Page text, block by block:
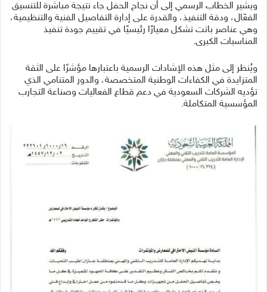
ويشير الخطاب الرسمي إلى أن نجاح الحفل جاء نتيجة مباشرة للتنسيق
الفعّال، ودقة التنفيذ، والقدرة على إدارة التفاصيل الفنية والتنظيمية،
وهي عناصر باتت تشكل معيارًا رئيسيًا في تقييم جودة تنفيذ
المناسبات الكبرى.
ويُنظر إلى مثل هذه الإشادات الرسمية باعتبارها مؤشرًا على الثقة
المتزايدة في الكفاءات الوطنية المتخصصة، والدور المتنامي الذي
تؤديه الشركات السعودية في دعم قطاع الفعاليات وصناعة التجارب
المؤسسية المتكاملة.